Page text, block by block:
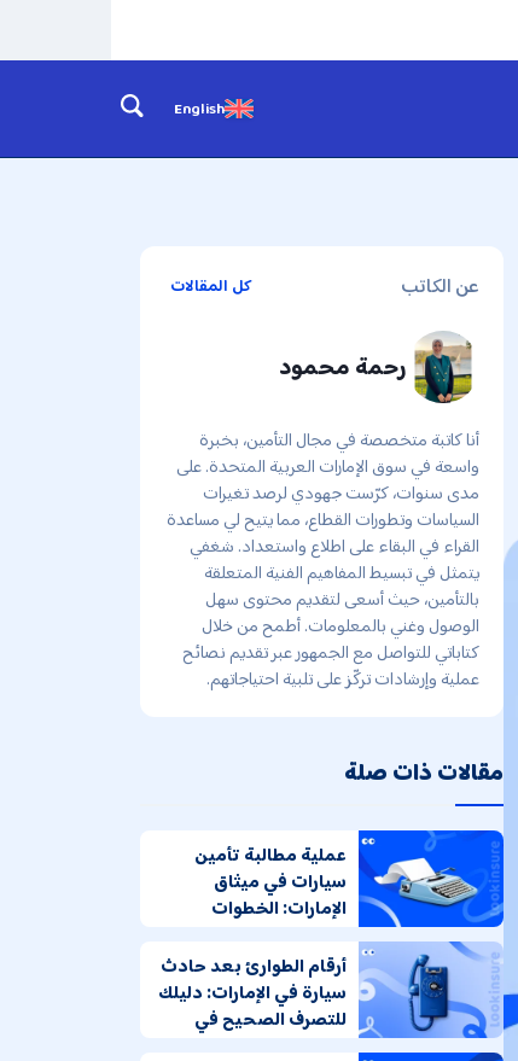
English
عن الكاتب كل المقالات
رحمة محمود
أنا كاتبة متخصصة في مجال التأمين، بخبرة
واسعة في سوق الإمارات العربية المتحدة. على
مدى سنوات، كرّست جهودي لرصد تغيرات
السياسات وتطورات القطاع، مما يتيح لي مساعدة
القراء في البقاء على اطلاع واستعداد. شغفي
يتمثل في تبسيط المفاهيم الفنية المتعلقة
بالتأمين، حيث أسعى لتقديم محتوى سهل
الوصول وغني بالمعلومات. أطمح من خلال
كتاباتي للتواصل مع الجمهور عبر تقديم نصائح
عملية وإرشادات تركّز على تلبية احتياجاتهم.
مقالات ذات صلة
عملية مطالبة تأمين
سيارات في ميثاق
الإمارات: الخطوات
أرقام الطوارئ بعد حادث
سيارة في الإمارات: دليلك
للتصرف الصحيح في